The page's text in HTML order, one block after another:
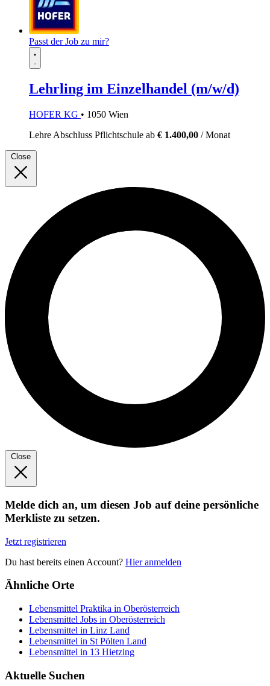
Passt der Job zu mir?
Lehrling im Einzelhandel (m/w/d)
HOFER KG • 1050 Wien
Lehre Abschluss Pflichtschule ab € 1.400,00 / Monat
Close
Close
Melde dich an, um diesen Job auf deine persönliche
Merkliste zu setzen.
Jetzt registrieren
Du hast bereits einen Account? Hier anmelden
Ähnliche Orte
Lebensmittel Praktika in Oberösterreich
Lebensmittel Jobs in Oberösterreich
Lebensmittel in Linz Land
Lebensmittel in St Pölten Land
Lebensmittel in 13 Hietzing
Aktuelle Suchen